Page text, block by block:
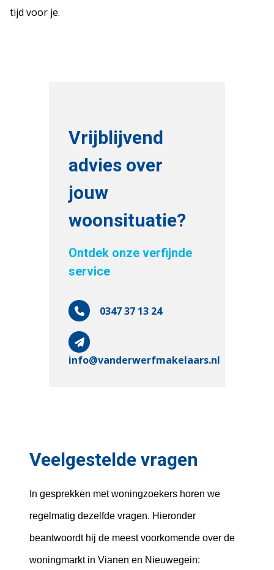
tijd voor je.
Vrijblijvend
advies over
jouw
woonsituatie?
Ontdek onze verfijnde
service
0347 37 13 24
info@vanderwerfmakelaars.nl
Veelgestelde vragen
In gesprekken met woningzoekers horen we
regelmatig dezelfde vragen. Hieronder
beantwoordt hij de meest voorkomende over de
woningmarkt in Vianen en Nieuwegein: